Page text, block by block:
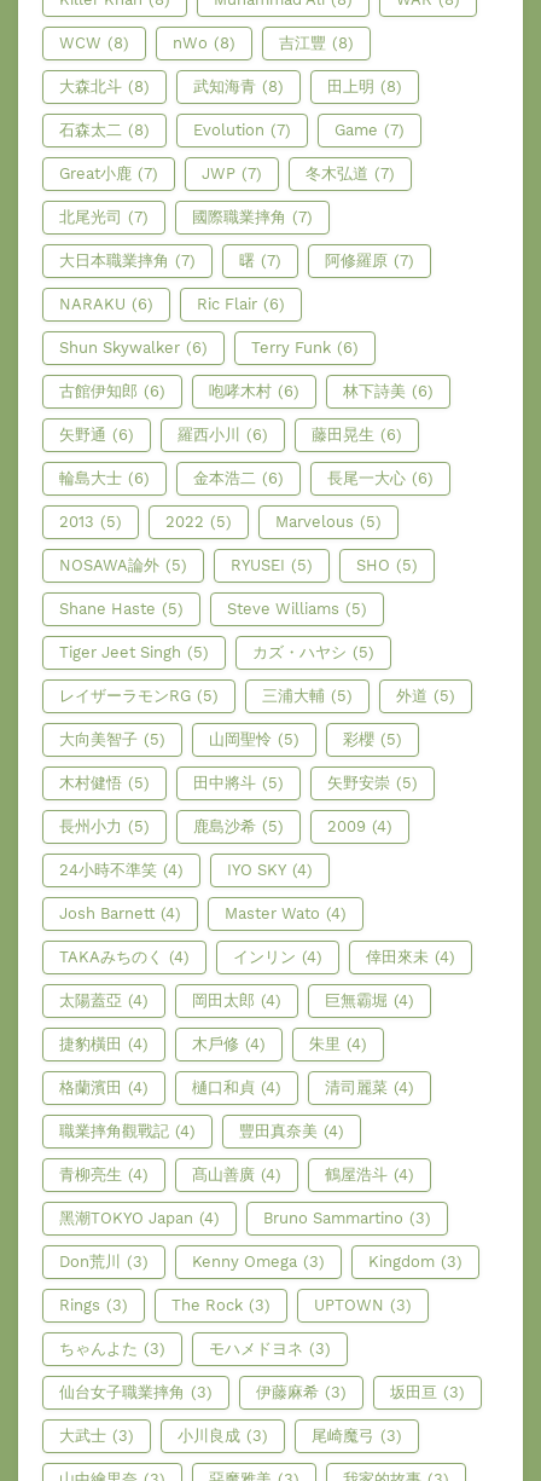
WCW (8) nWo (8) 吉江豐 (8)
大森北斗 (8) 武知海青 (8) 田上明 (8)
石森太二 (8) Evolution (7) Game (7)
Great小鹿 (7) JWP (7) 冬木弘道 (7)
北尾光司 (7) 國際職業摔角 (7)
大日本職業摔角 (7) 曙 (7) 阿修羅原 (7)
NARAKU (6) Ric Flair (6)
Shun Skywalker (6) Terry Funk (6)
古館伊知郎 (6) 咆哮木村 (6) 林下詩美 (6)
矢野通 (6) 羅西小川 (6) 藤田晃生 (6)
輪島大士 (6) 金本浩二 (6) 長尾一大心 (6)
2013 (5) 2022 (5) Marvelous (5)
NOSAWA論外 (5) RYUSEI (5) SHO (5)
Shane Haste (5) Steve Williams (5)
Tiger Jeet Singh (5) カズ・ハヤシ (5)
レイザーラモンRG (5) 三浦大輔 (5) 外道 (5)
大向美智子 (5) 山岡聖怜 (5) 彩櫻 (5)
木村健悟 (5) 田中將斗 (5) 矢野安崇 (5)
長州小力 (5) 鹿島沙希 (5) 2009 (4)
24小時不準笑 (4) IYO SKY (4)
Josh Barnett (4) Master Wato (4)
TAKAみちのく (4) インリン (4) 倖田來未 (4)
太陽蓋亞 (4) 岡田太郎 (4) 巨無霸堀 (4)
捷豹橫田 (4) 木戶修 (4) 朱里 (4)
格蘭濱田 (4) 樋口和貞 (4) 清司麗菜 (4)
職業摔角觀戰記 (4) 豐田真奈美 (4)
青柳亮生 (4) 髙山善廣 (4) 鶴屋浩斗 (4)
黑潮TOKYO Japan (4) Bruno Sammartino (3)
Don荒川 (3) Kenny Omega (3) Kingdom (3)
Rings (3) The Rock (3) UPTOWN (3)
ちゃんよた (3) モハメドヨネ (3)
仙台女子職業摔角 (3) 伊藤麻希 (3) 坂田亘 (3)
大武士 (3) 小川良成 (3) 尾崎魔弓 (3)